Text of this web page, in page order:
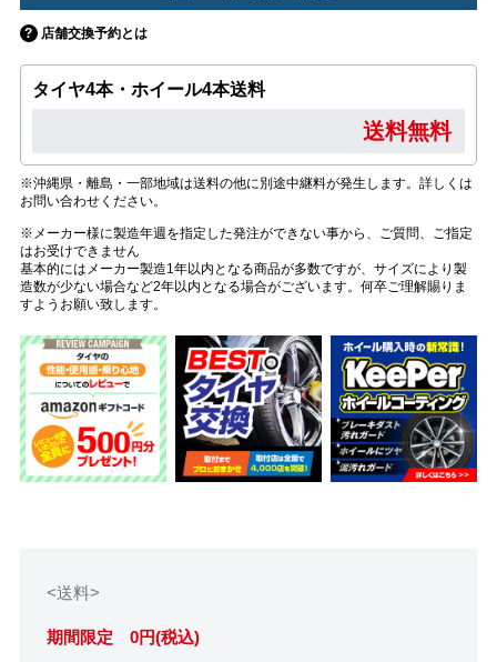
店舗交換予約とは
タイヤ4本・ホイール4本送料
送料無料
※沖縄県・離島・一部地域は送料の他に別途中継料が発生します。詳しくは
お問い合わせください。
※メーカー様に製造年週を指定した発注ができない事から、ご質問、ご指定
はお受けできません
基本的にはメーカー製造1年以内となる商品が多数ですが、サイズにより製
造数が少ない場合など2年以内となる場合がございます。何卒ご理解賜りま
すようお願い致します。
<送料>
期間限定 0円(税込)